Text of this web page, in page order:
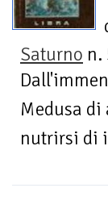
Saturno n.
Medusa
nutrirsi di